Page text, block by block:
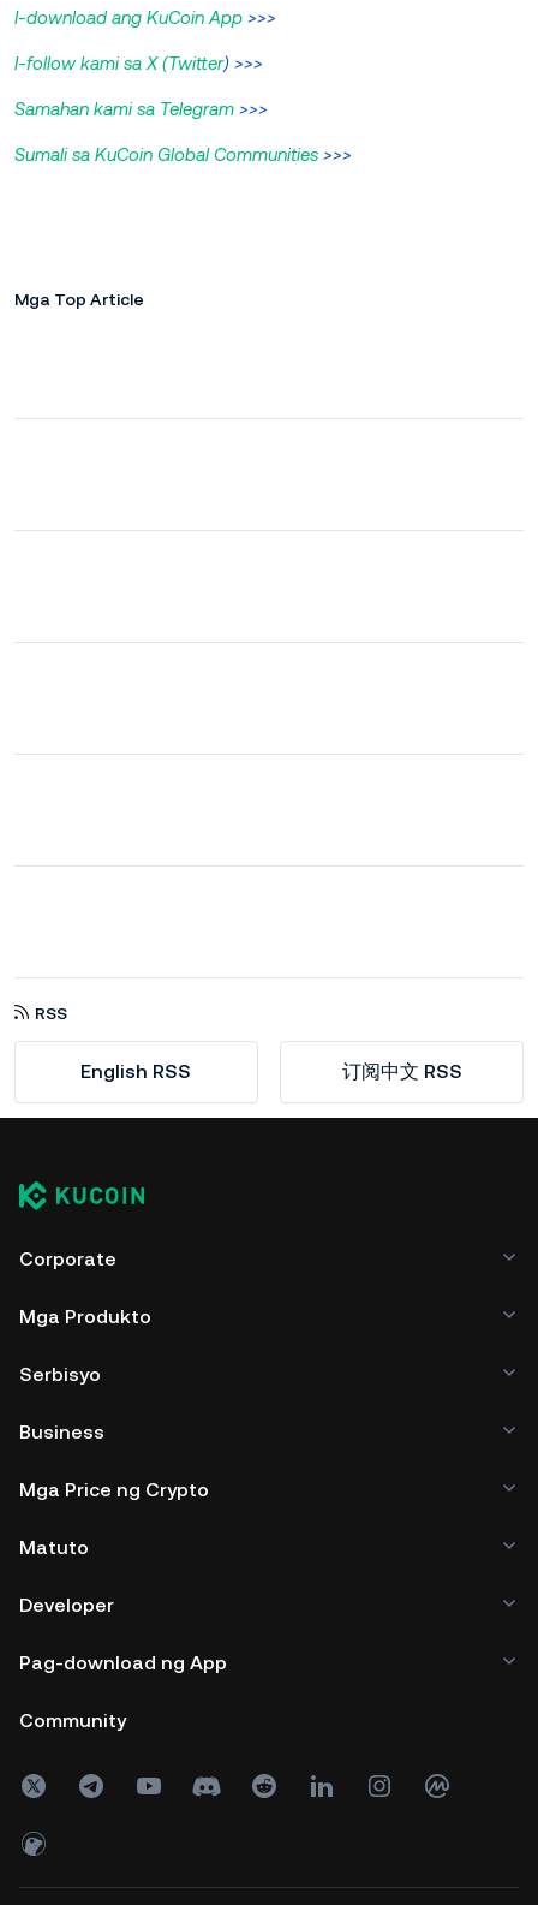
I-download ang KuCoin App >>>
I-follow kami sa X (Twitter) >>>
Samahan kami sa Telegram >>>
Sumali sa KuCoin Global Communities >>>
Mga Top Article
RSS
English RSS 订阅中文 RSS
Corporate
Mga Produkto
Serbisyo
Business
Mga Price ng Crypto
Matuto
Developer
Pag-download ng App
Community